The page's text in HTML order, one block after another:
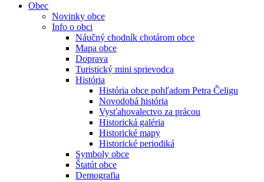
Obec
Novinky obce
Info o obci
Náučný chodník chotárom obce
Mapa obce
Doprava
Turistický mini sprievodca
História
História obce pohľadom Petra Čeligu
Novodobá história
Vysťahovalectvo za prácou
Historická galéria
Historické mapy
Historické periodiká
Symboly obce
Štatút obce
Demografia